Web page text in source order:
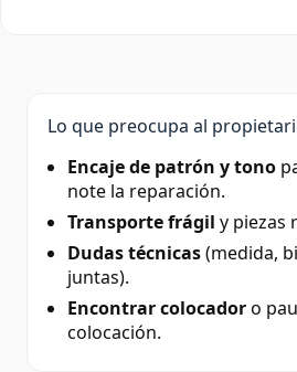
Lo que preocupa al
Encaje de patrón y tono
note la reparación.
Transporte frágil y piezas
Dudas técnicas(medida,
juntas).
Encontrar colocadoro
colocación.